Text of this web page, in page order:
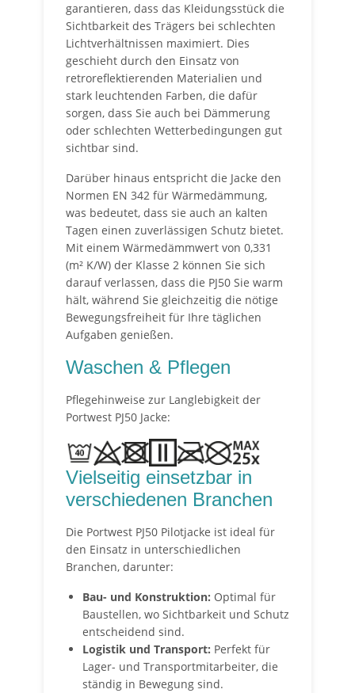
garantieren, dass das Kleidungsstück die
Sichtbarkeit des Trägers bei schlechten
Lichtverhältnissen maximiert. Dies
geschieht durch den Einsatz von
retroreflektierenden Materialien und
stark leuchtenden Farben, die dafür
sorgen, dass Sie auch bei Dämmerung
oder schlechten Wetterbedingungen gut
sichtbar sind.
Darüber hinaus entspricht die Jacke den
Normen EN 342 für Wärmedämmung,
was bedeutet, dass sie auch an kalten
Tagen einen zuverlässigen Schutz bietet.
Mit einem Wärmedämmwert von 0,331
(m² K/W) der Klasse 2 können Sie sich
darauf verlassen, dass die PJ50 Sie warm
hält, während Sie gleichzeitig die nötige
Bewegungsfreiheit für Ihre täglichen
Aufgaben genießen.
Waschen & Pflegen
Pflegehinweise zur Langlebigkeit der
Portwest PJ50 Jacke:
Vielseitig einsetzbar in
verschiedenen Branchen
Die Portwest PJ50 Pilotjacke ist ideal für
den Einsatz in unterschiedlichen
Branchen, darunter:
Bau- und Konstruktion: Optimal für
Baustellen, wo Sichtbarkeit und Schutz
entscheidend sind.
Logistik und Transport: Perfekt für
Lager- und Transportmitarbeiter, die
ständig in Bewegung sind.